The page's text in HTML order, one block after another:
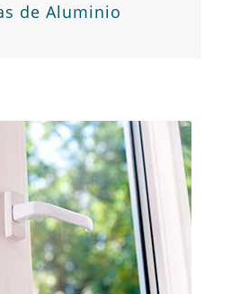
de Aluminio